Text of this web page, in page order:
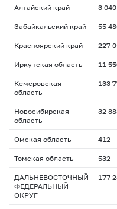
Алтайский край 3 040
Забайкальский край 55
Красноярский край 227
Иркутская область 11
Кемеровская
область
133
Новосибирская
область
32
Омская область 412
Томская область 532
ДАЛЬНЕВОСТОЧНЫЙ
ФЕДЕРАЛЬНЫЙ
ОКРУГ
177